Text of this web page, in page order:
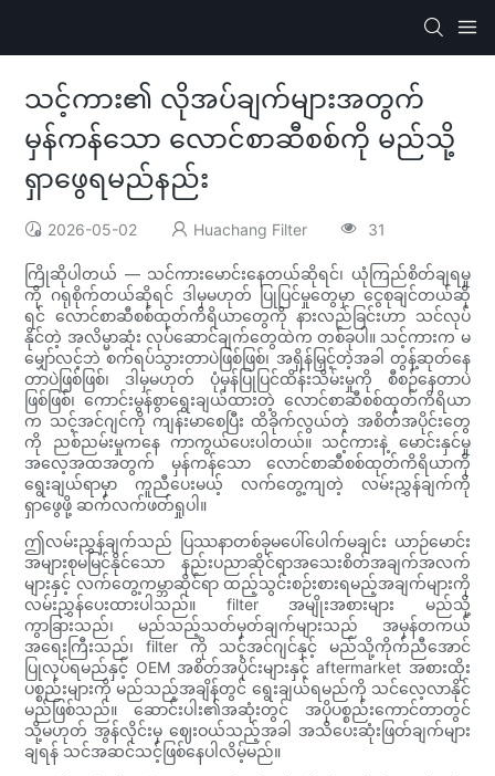
သင့်ကား၏ လိုအပ်ချက်များအတွက်
မှန်ကန်သော လောင်စာဆီစစ်ကို မည်သို့
ရှာဖွေရမည်နည်း
2026-05-02 Huachang Filter 31
ကြိုဆိုပါတယ် — သင်ကားမောင်းနေတယ်ဆိုရင်၊ ယုံကြည်စိတ်ချရမှု
ကို ဂရုစိုက်တယ်ဆိုရင် ဒါမှမဟုတ် ပြုပြင်မှုတွေမှာ ငွေစုချင်တယ်ဆို
ရင် လောင်စာဆီစစ်ထုတ်ကိရိယာတွေကို နားလည်ခြင်းဟာ သင်လုပ်
နိုင်တဲ့ အလိမ္မာဆုံး လုပ်ဆောင်ချက်တွေထဲက တစ်ခုပါ။ သင့်ကားက မ
မျှော်လင့်ဘဲ စက်ရပ်သွားတာပဲဖြစ်ဖြစ်၊ အရှိန်မြှင့်တဲ့အခါ တွန့်ဆုတ်နေ
တာပဲဖြစ်ဖြစ်၊ ဒါမှမဟုတ် ပုံမှန်ပြုပြင်ထိန်းသိမ်းမှုကို စီစဉ်နေတာပဲ
ဖြစ်ဖြစ်၊ ကောင်းမွန်စွာရွေးချယ်ထားတဲ့ လောင်စာဆီစစ်ထုတ်ကိရိယာ
က သင့်အင်ဂျင်ကို ကျန်းမာစေပြီး ထိခိုက်လွယ်တဲ့ အစိတ်အပိုင်းတွေ
ကို ညစ်ညမ်းမှုကနေ ကာကွယ်ပေးပါတယ်။ သင့်ကားနဲ့ မောင်းနှင်မှု
အလေ့အထအတွက် မှန်ကန်သော လောင်စာဆီစစ်ထုတ်ကိရိယာကို
ရွေးချယ်ရာမှာ ကူညီပေးမယ့် လက်တွေ့ကျတဲ့ လမ်းညွှန်ချက်ကို
ရှာဖွေဖို့ ဆက်လက်ဖတ်ရှုပါ။
ဤလမ်းညွှန်ချက်သည် ပြဿနာတစ်ခုမပေါ်ပေါက်မချင်း ယာဉ်မောင်း
အများစုမမြင်နိုင်သော နည်းပညာဆိုင်ရာအသေးစိတ်အချက်အလက်
များနှင့် လက်တွေ့ကမ္ဘာဆိုင်ရာ ထည့်သွင်းစဉ်းစားရမည့်အချက်များကို
လမ်းညွှန်ပေးထားပါသည်။ filter အမျိုးအစားများ မည်သို့
ကွာခြားသည်၊ မည်သည့်သတ်မှတ်ချက်များသည် အမှန်တကယ်
အရေးကြီးသည်၊ filter ကို သင့်အင်ဂျင်နှင့် မည်သို့ကိုက်ညီအောင်
ပြုလုပ်ရမည်နှင့် OEM အစိတ်အပိုင်းများနှင့် aftermarket အစားထိုး
ပစ္စည်းများကို မည်သည့်အချိန်တွင် ရွေးချယ်ရမည်ကို သင်လေ့လာနိုင်
မည်ဖြစ်သည်။ ဆောင်းပါး၏အဆုံးတွင် အပိုပစ္စည်းကောင်တာတွင်
သို့မဟုတ် အွန်လိုင်းမှ ဈေးဝယ်သည့်အခါ အသိပေးဆုံးဖြတ်ချက်များ
ချရန် သင်အဆင်သင့်ဖြစ်နေပါလိမ့်မည်။